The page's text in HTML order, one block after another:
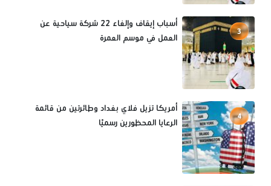
3
أسباب إيقاف وإلغاء 22 شركة سياحية عن
العمل في موسم العمرة
4
أمريكا تزيل فلاي بغداد وطائرتين من قائمة
الرعايا المحظورين رسميًا